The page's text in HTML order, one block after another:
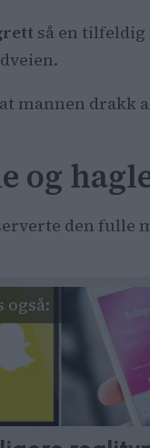
åringen
så en tilfeldig
mannen drakk
og
den fulle